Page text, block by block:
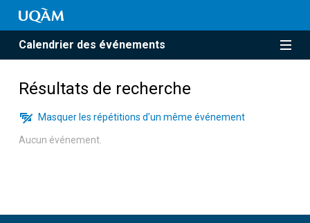
Calendrier des événements
Résultats de recherche
Masquer les répétitions d’un même événement
Aucun événement.